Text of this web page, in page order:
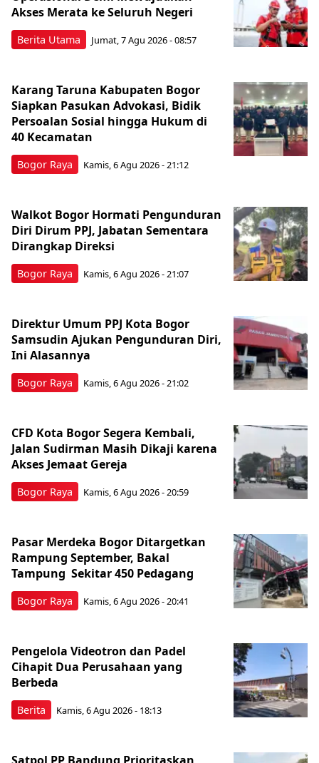
Berita Utama
Akses Merata ke Seluruh Negeri
Jumat, 7 Agu 2026 - 08:57
Bogor Raya
Karang Taruna Kabupaten Bogor
Siapkan Pasukan Advokasi, Bidik
Persoalan Sosial hingga Hukum di
40 Kecamatan
Kamis, 6 Agu 2026 - 21:12
Bogor Raya
Walkot Bogor Hormati Pengunduran
Diri Dirum PPJ, Jabatan Sementara
Dirangkap Direksi
Kamis, 6 Agu 2026 - 21:07
Bogor Raya
Direktur Umum PPJ Kota Bogor
Samsudin Ajukan Pengunduran Diri,
Ini Alasannya
Kamis, 6 Agu 2026 - 21:02
Bogor Raya
CFD Kota Bogor Segera Kembali,
Jalan Sudirman Masih Dikaji karena
Akses Jemaat Gereja
Kamis, 6 Agu 2026 - 20:59
Bogor Raya
Pasar Merdeka Bogor Ditargetkan
Rampung September, Bakal
Tampung Sekitar 450 Pedagang
Kamis, 6 Agu 2026 - 20:41
Berita
Pengelola Videotron dan Padel
Cihapit Dua Perusahaan yang
Berbeda
Kamis, 6 Agu 2026 - 18:13